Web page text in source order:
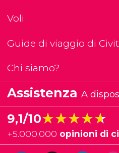
Voli
Guide di viaggio di
Chi siamo?
Assistenza A
9,1/10★★★★★
★★★★★
+5.000.000 opinioni di